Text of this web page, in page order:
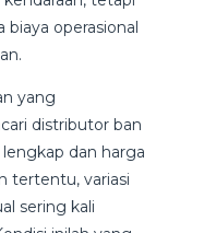
operasional
yang
distributor ban
dan harga
tertentu, variasi
sering kali